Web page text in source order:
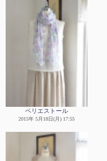
ペリエストール
2015年 5月18日(月) 17:55